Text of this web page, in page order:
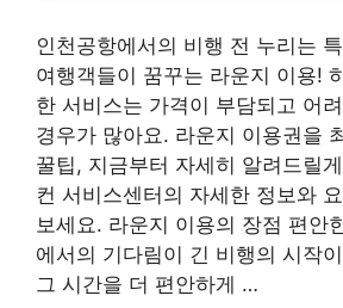
인천공항에서의 비행 전 누리는
여행객들이 꿈꾸는 라운지 이용!
한 서비스는 가격이 부담되고 어
경우가 많아요. 라운지 이용권을
꿀팁, 지금부터 자세히 알려드릴
컨 서비스센터의 자세한 정보와
보세요. 라운지 이용의 장점 편안
에서의 기다림이 긴 비행의 시작
그 시간을 더 편안하게 …